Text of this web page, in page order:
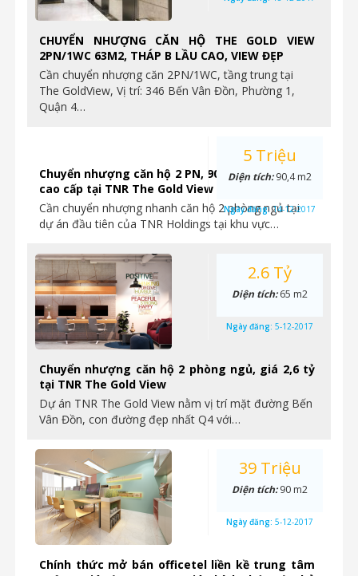
CHUYỂN NHƯỢNG CĂN HỘ THE GOLD VIEW
2PN/1WC 63M2, THÁP B LẦU CAO, VIEW ĐẸP
Cần chuyển nhượng căn 2PN/1WC, tầng trung tại
The GoldView, Vị trí: 346 Bến Vân Đồn, Phường 1,
Quận 4…
Chuyển nhượng căn hộ 2 PN, 90.4m2, hoàn thiện
cao cấp tại TNR The Gold View
Cần chuyển nhượng nhanh căn hộ 2 phòng ngủ tại
dự án đầu tiên của TNR Holdings tại khu vực…
5 Triệu
Diện tích:90,4 m2
Ngày đăng:14-12-2017
Chuyển nhượng căn hộ 2 phòng ngủ, giá 2,6 tỷ
tại TNR The Gold View
Dự án TNR The Gold View nằm vị trí mặt đường Bến
Vân Đồn, con đường đẹp nhất Q4 với…
2.6 Tỷ
Diện tích:65 m2
Ngày đăng: 5-12-2017
Chính thức mở bán officetel liền kề trung tâm
39 Triệu
Diện tích:90 m2
Ngày đăng: 5-12-2017